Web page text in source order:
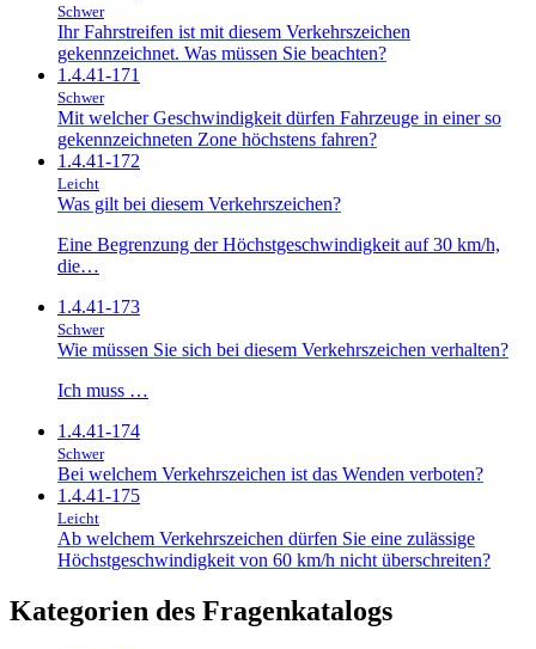
Schwer
Ihr Fahrstreifen ist mit diesem Verkehrszeichen
gekennzeichnet. Was müssen Sie beachten?
1.4.41-171
Schwer
Mit welcher Geschwindigkeit dürfen Fahrzeuge in einer so
gekennzeichneten Zone höchstens fahren?
1.4.41-172
Leicht
Was gilt bei diesem Verkehrszeichen?
Eine Begrenzung der Höchstgeschwindigkeit auf 30 km/h,
die…
1.4.41-173
Schwer
Wie müssen Sie sich bei diesem Verkehrszeichen verhalten?
Ich muss …
1.4.41-174
Schwer
Bei welchem Verkehrszeichen ist das Wenden verboten?
1.4.41-175
Leicht
Ab welchem Verkehrszeichen dürfen Sie eine zulässige
Höchstgeschwindigkeit von 60 km/h nicht überschreiten?
Kategorien des Fragenkatalogs